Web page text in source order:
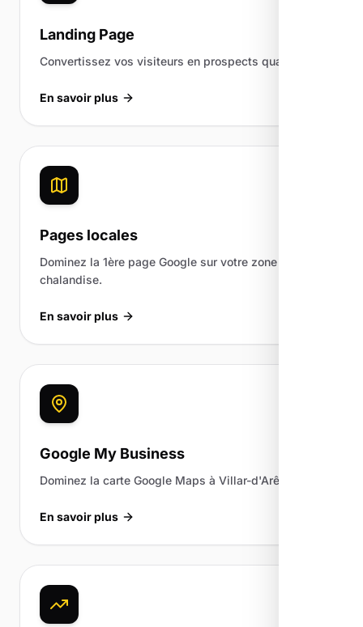
Landing Page
Convertissez vos visiteurs en prospects qualifiés.
En savoir plus
Pages locales
Dominez la 1ère page Google sur votre zone de
chalandise.
En savoir plus
Google My Business
Dominez la carte Google Maps à Villar-d'Arêne.
En savoir plus